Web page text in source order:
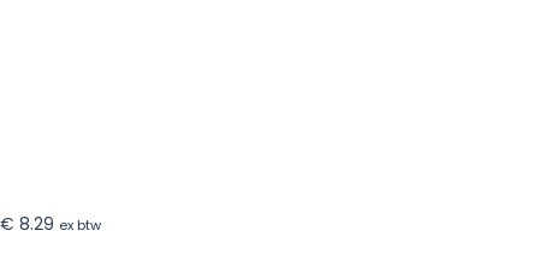
€ 8.29 ex btw